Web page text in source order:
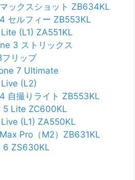
ックスショット ZB634KL
セルフィー ZB553KL
(L1) ZA551KL
3 ストリックス
リップ
7 Ultimate
(L2)
自撮りライト ZB553KL
5 Lite ZC600KL
(L1) ZA550KL
Pro（M2）ZB631KL
6 ZS630KL